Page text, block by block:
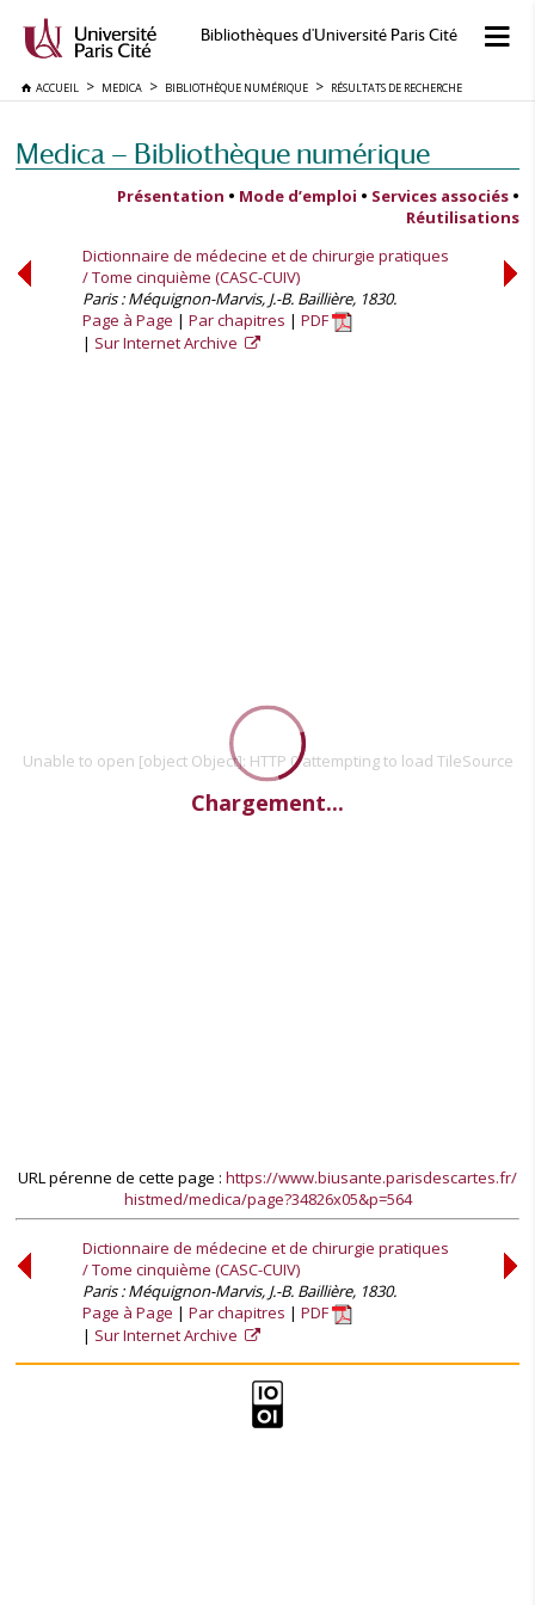
Bibliothèques d'Université Paris Cité
ACCUEIL MEDICA BIBLIOTHÈQUE NUMÉRIQUE RÉSULTATS DE RECHERCHE
Medica — Bibliothèque numérique
Présentation • Mode d’emploi • Services associés •
Réutilisations
Dictionnaire de médecine et de chirurgie pratiques
/ Tome cinquième (CASC-CUIV)
Paris : Méquignon-Marvis, J.-B. Baillière, 1830.
Page à Page
Par chapitres
PDF
Sur Internet Archive
Unable to open [object Object]: HTTP 0 attempting to load TileSource
Chargement...
URL pérenne de cette page : https://www.biusante.parisdescartes.fr/
histmed/medica/page?34826x05&p=564
Dictionnaire de médecine et de chirurgie pratiques
/ Tome cinquième (CASC-CUIV)
Paris : Méquignon-Marvis, J.-B. Baillière, 1830.
Page à Page
Par chapitres
PDF
Sur Internet Archive